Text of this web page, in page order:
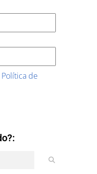
Política de